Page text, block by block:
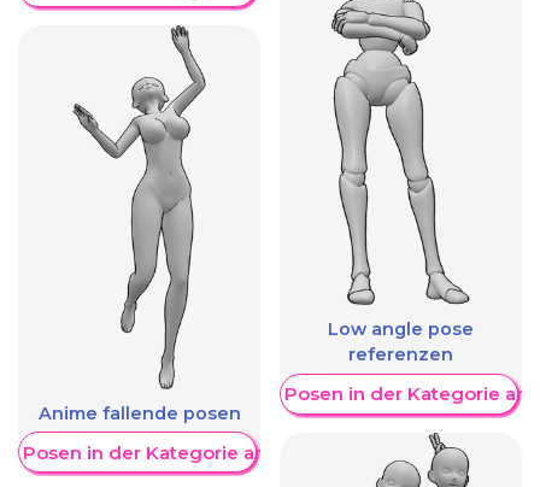
Anime fallende posen
Posen in der Kategorie anzeigen
Low angle pose
referenzen
Weitere Posen in der Kategorie